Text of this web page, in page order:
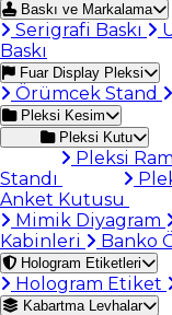
Baskı ve Markalama
Serigrafi Baskı
Baskı
Fuar Display Pleksi
Örümcek Stand
Pleksi Kesim
Pleksi Kutu
Pleksi
Standı
Anket Kutusu
Mimik Diyagram
Kabinleri
Banko
Hologram Etiketleri
Hologram Etiket
Kabartma Levhalar